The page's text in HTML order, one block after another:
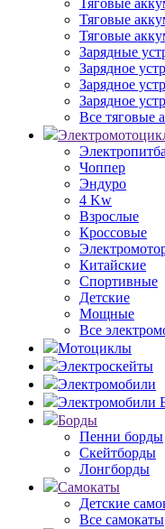
Тяговые
Тяговые
Тяговые
Зарядные
Зарядное
Зарядное
Зарядное
Все тяговые
Чоппер
Эндуро
4 Kw
Взрослые
Кроссовые
Китайские
Спортивные
Детские
Мощные
Все
Мотоциклы
Электроскейты
Электромобили
Электромобили
Борды
Пенни борды
Скейтборды
Лонгборды
Самокаты
Детские
Все самокаты